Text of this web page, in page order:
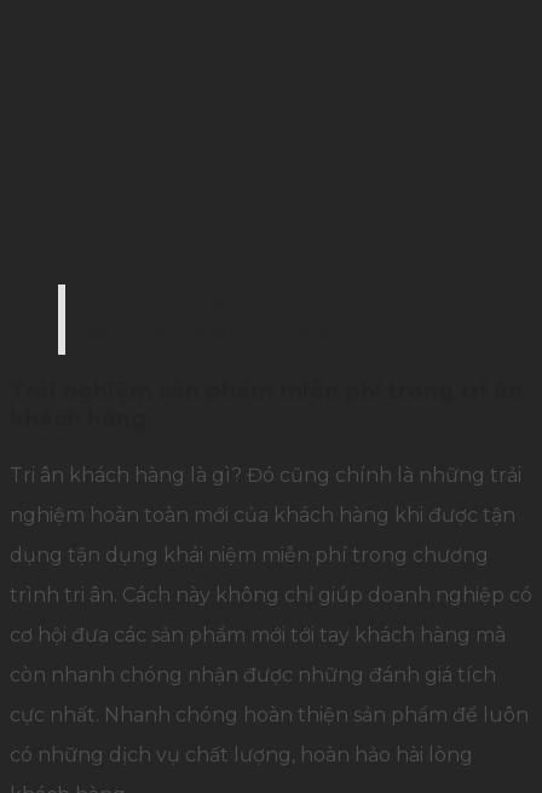
Tri ân khách hàng là gì? Đó cũng chính là những trải
nghiệm hoàn toàn mới của khách hàng khi được tận
dụng tận dụng khái niệm miễn phí trong chương
trình tri ân. Cách này không chỉ giúp doanh nghiệp có
cơ hội đưa các sản phẩm mới tới tay khách hàng mà
còn nhanh chóng nhận được những đánh giá tích
cực nhất. Nhanh chóng hoàn thiện sản phẩm để luôn
có những dịch vụ chất lượng, hoàn hảo hài lòng